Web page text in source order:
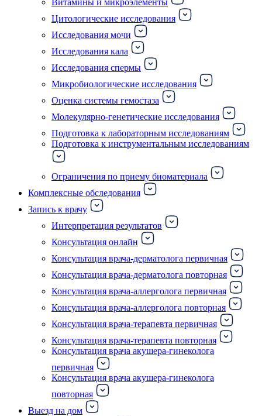
Витамины и микроэлементы
Цитологические исследования
Исследования мочи
Исследования кала
Исследования спермы
Микробиологические исследования
Оценка системы гемостаза
Молекулярно-генетические исследования
Подготовка к лабораторным исследованиям
Подготовка к инструментальным исследованиям
Ограничения по приему биоматериала
Комплексные обследования
Запись к врачу
Интерпретация результатов
Консультация онлайн
Консультация врача-дерматолога первичная
Консультация врача-дерматолога повторная
Консультация врача-аллерголога первичная
Консультация врача-аллерголога повторная
Консультация врача-терапевта первичная
Консультация врача-терапевта повторная
Консультация врача акушера-гинеколога
первичная
Консультация врача акушера-гинеколога
повторная
Выезд на дом